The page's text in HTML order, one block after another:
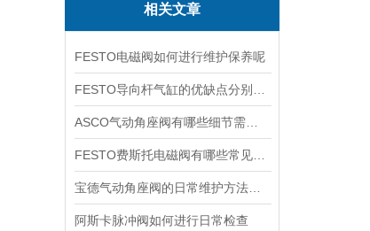
相关文章
FESTO电磁阀如何进行维护保养呢
阿斯卡脉冲阀如何进行日常检查